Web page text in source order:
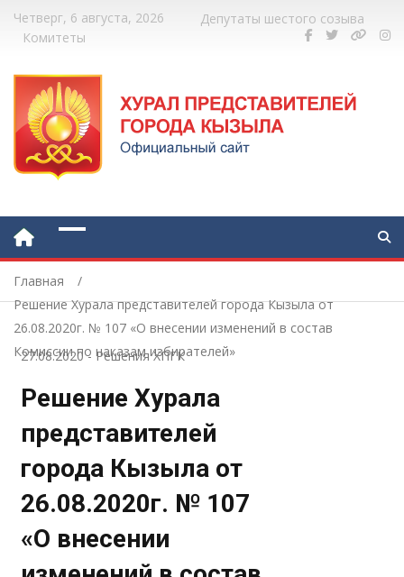
Четверг, 6 августа, 2026
Депутаты шестого созыва
Комитеты
Главная
Решение Хурала представителей города Кызыла от
26.08.2020г. № 107 «О внесении изменений в состав
Комиссии по наказам избирателей»
27.08.2020- Решения ХПГК
Решение Хурала
представителей
города Кызыла от
26.08.2020г. № 107
«О внесении